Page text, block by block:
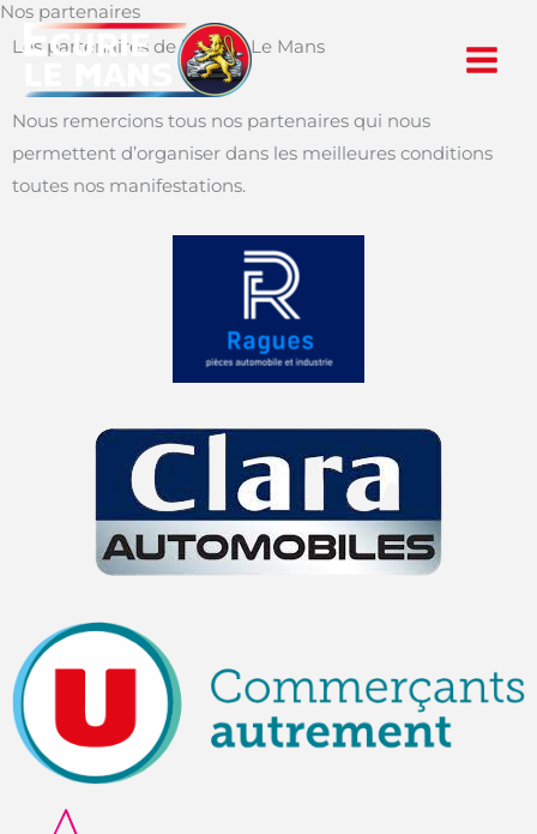
Aller
au
Nos partenaires
Les partenaires de l'Écurie Le Mans
Nous remercions tous nos partenaires qui nous
permettent d’organiser dans les meilleures conditions
toutes nos manifestations.